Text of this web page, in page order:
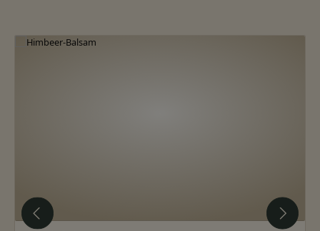
Produktgalerie überspringen